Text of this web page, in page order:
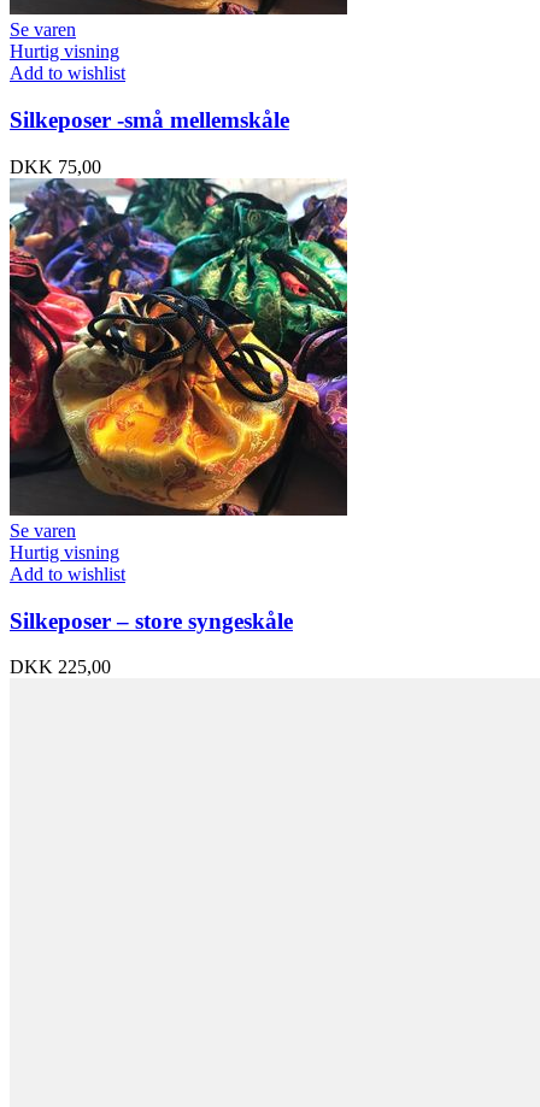
Se varen
Hurtig visning
Add to wishlist
Silkeposer -små mellemskåle
DKK 75,00
Se varen
Hurtig visning
Add to wishlist
Silkeposer – store syngeskåle
DKK 225,00